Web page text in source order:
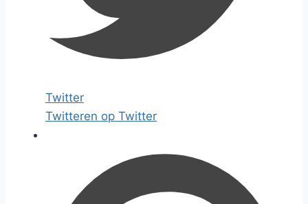
Twitter
Twitteren op Twitter